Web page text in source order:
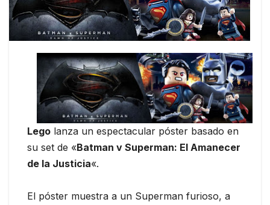
Lego lanza un espectacular póster basado en
su set de «Batman v Superman: El Amanecer
de la Justicia«.
El póster muestra a un Superman furioso, a